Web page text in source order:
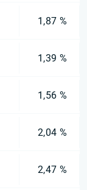
1,87 %
1,39 %
1,56 %
2,04 %
2,47 %